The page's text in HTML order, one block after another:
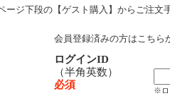
ージ下段の【ゲスト購入】からご注文
会員登録済みの方はこちら
ログインID
（半角英数）
必須
※ロ